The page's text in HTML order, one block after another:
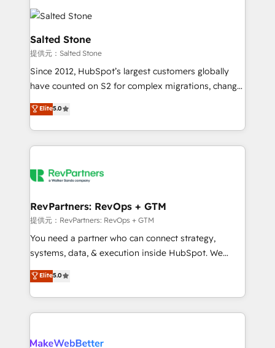
accelerate ROI across every HubSpot Hub. 🧭 From
multi-region migrations to AI-powered automation,
we turn complexity into clarity, human at global
scale. 🏆 HubSpot’s CEO called us “the partner of the
future.” Others agree it is proof of trust built through
measurable impact.
Salted Stone
提供元：Salted Stone
Since 2012, HubSpot’s largest customers globally
have counted on S2 for complex migrations, change
management, systems integration, and creative
solutions that deliver measurable impact and
transform brand experiences As one of the few full-
service creative agencies in the HubSpot
winning design to build scalable, globally
marketing campaigns, & RevOps frameworks that
fuel long-term success We connect the entire
customer lifecycle through seamless integrations,
ensure long-term adoption with change-
and service to drive sustainable growth With 6 key
HubSpot accreditations and experience across
Elite5.0
RevPartners: RevOps + GTM
提供元：RevPartners: RevOps + GTM
You need a partner who can connect strategy,
systems, data, & execution inside HubSpot. We
bridge the gap where most agencies fall short by
combining GTM strategy with technical execution to
solve the right problem with the right solution. As the
only firm in the world to hold Elite Partner
clients gain a unique advantage in CRM architecture,
Elite5.0